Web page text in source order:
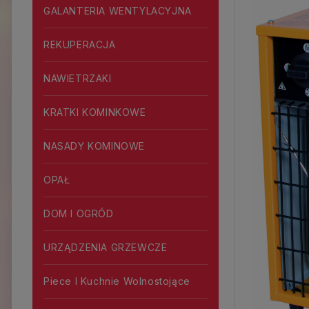
GALANTERIA WENTYLACYJNA
REKUPERACJA
NAWIETRZAKI
KRATKI KOMINKOWE
NASADY KOMINOWE
OPAŁ
DOM I OGRÓD
URZĄDZENIA GRZEWCZE
Piece I Kuchnie Wolnostojące